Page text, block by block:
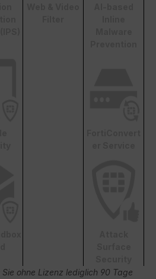
ohne Lizenz lediglich 90 Tage